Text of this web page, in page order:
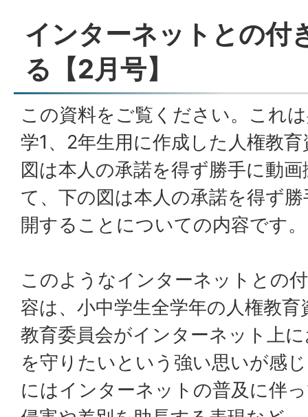
インターネットとの付
る【2月号】
この資料をご覧ください。これ
学1、2年生用に作成した人権教
図は本人の承諾を得ず勝手に動
て、下の図は本人の承諾を得ず
開することについての内容です。
このようなインターネットとの
容は、小中学生全学年の人権教
教育委員会がインターネット上
を守りたいという強い思いが感
にはインターネットの普及に伴